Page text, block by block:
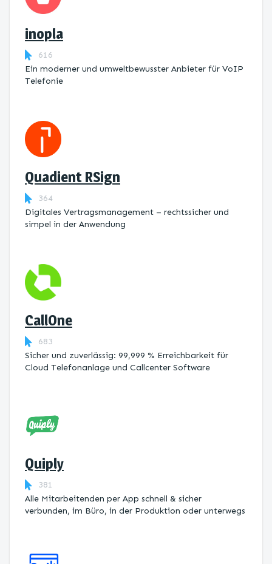
inopla
616
Ein moderner und umweltbewusster Anbieter für VoIP
Telefonie
Quadient RSign
364
Digitales Vertragsmanagement – rechtssicher und
simpel in der Anwendung
CallOne
683
Sicher und zuverlässig: 99,999 % Erreichbarkeit für
Cloud Telefonanlage und Callcenter Software
Quiply
381
Alle Mitarbeitenden per App schnell & sicher
verbunden, im Büro, in der Produktion oder unterwegs